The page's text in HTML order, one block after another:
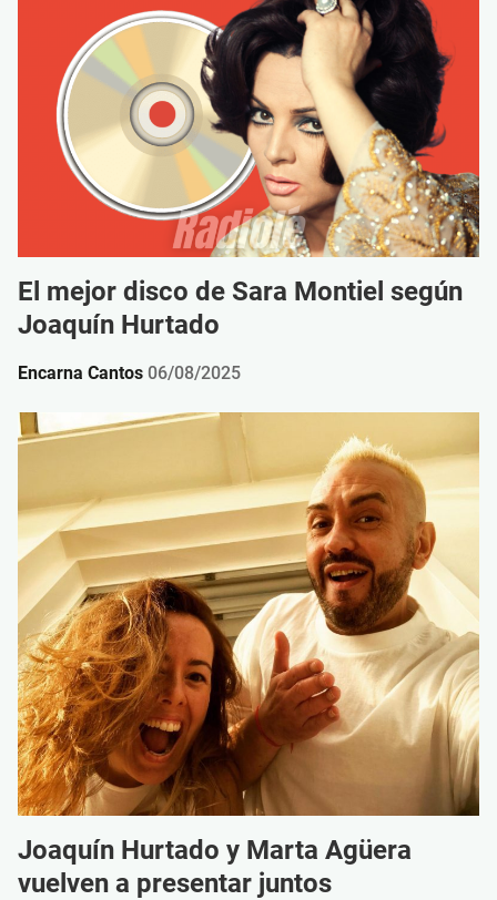
El mejor disco de Sara Montiel según
Joaquín Hurtado
Encarna Cantos 06/08/2025
Joaquín Hurtado y Marta Agüera
vuelven a presentar juntos